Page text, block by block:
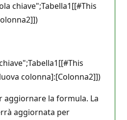
chiave";Tabella1[[#This
colonna]:[Colonna2]])
aggiornare la formula. La
aggiornata per